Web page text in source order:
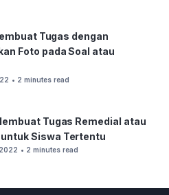
Tugas dengan
Foto pada Soal atau
• 2 minutes read
Tugas Remedial atau
Siswa Tertentu
• 2 minutes read